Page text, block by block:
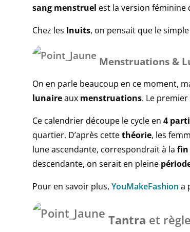
sang menstruel est la version féminine
Chez les Inuits, on pensait que le simple
Menstruations &
On en parle beaucoup en ce moment,
lunaireaux menstruations. Le
Ce calendrier découpe le cycle en 4
quartier. D’après cettethéorie, les
lune ascendante, correspondrait à la fin
descendante, on serait en pleine
Pour en savoir plus, YouMakeFashion a
Tantra et